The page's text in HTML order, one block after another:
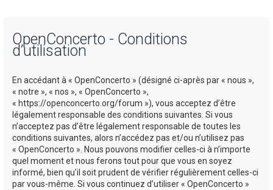
OpenConcerto - Conditions
d’utilisation
En accédant à « OpenConcerto » (désigné ci-après par « nous »,
« notre », « nos », « OpenConcerto »,
« https://openconcerto.org/forum »), vous acceptez d’être
légalement responsable des conditions suivantes. Si vous
n’acceptez pas d’être légalement responsable de toutes les
conditions suivantes, alors n’accédez pas et/ou n’utilisez pas
« OpenConcerto ». Nous pouvons modifier celles-ci à n’importe
quel moment et nous ferons tout pour que vous en soyez
informé, bien qu’il soit prudent de vérifier régulièrement celles-ci
par vous-même. Si vous continuez d’utiliser « OpenConcerto »